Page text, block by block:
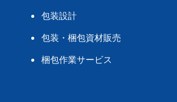
包装設計
包装・梱包資材販売
梱包作業サービス